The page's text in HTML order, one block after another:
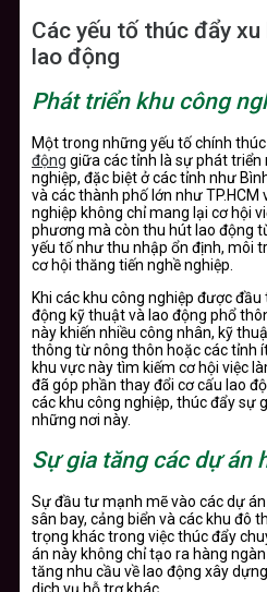
Các yếu tố thúc đẩy
lao động
Phát triển khu công
Một trong những yếu tố chính
động giữa các tỉnh là sự phát triển
nghiệp, đặc biệt ở các tỉnh như
và các thành phố lớn như TP.HCM
nghiệp không chỉ mang lại cơ hội
phương mà còn thu hút lao động
yếu tố như thu nhập ổn định, môi
cơ hội thăng tiến nghề nghiệp.
Khi các khu công nghiệp được
động kỹ thuật và lao động phổ
này khiến nhiều công nhân, kỹ
thông từ nông thôn hoặc các tỉnh
khu vực này tìm kiếm cơ hội việc
đã góp phần thay đổi cơ cấu lao
các khu công nghiệp, thúc đẩy sự
những nơi này.
Sự gia tăng các dự án
Sự đầu tư mạnh mẽ vào các dự
sân bay, cảng biển và các khu đô
trọng khác trong việc thúc đẩy
án này không chỉ tạo ra hàng
tăng nhu cầu về lao động xây
dịch vụ hỗ trợ khác.